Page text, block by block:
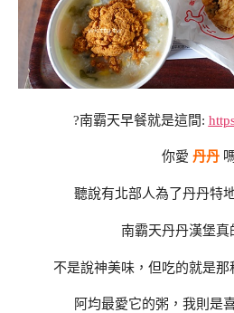
?南霸天早餐就是這間:
你愛 丹丹
聽說有北部人為了丹丹特
南霸天丹丹漢堡真
不是說神美味，但吃的就是那
阿均最愛它的粥，我則是